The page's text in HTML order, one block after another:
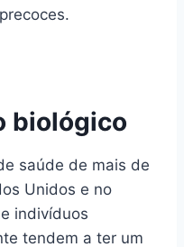
biológico
saúde de mais de
Unidos e no
indivíduos
tendem a ter um